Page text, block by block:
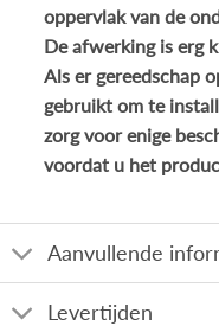
oppervlak van de
De afwerking is erg
Als er gereedschap
gebruikt om te
zorg voor enige
voordat u het
Aanvullende
Levertijden